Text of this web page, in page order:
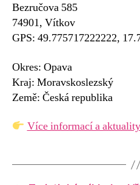
Bezručova 585
74901, Vítkov
GPS: 49.775717222222,
Okres: Opava
Kraj: Moravskoslezský
Země: Česká republika
Více informací a